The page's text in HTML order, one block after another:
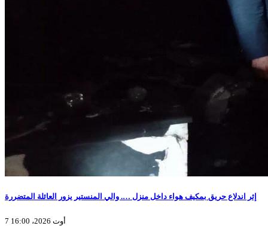
إثر اندلاع حريق بمكيف هواء داخل منزل …. والي المنستير يزور العائلة المتضررة
7 أوت 2026، 16:00